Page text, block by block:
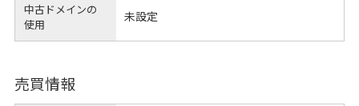
中古ドメインの
使用
未設定
売買情報